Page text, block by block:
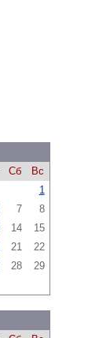
Сб
Вс
1
7
8
14
15
21
22
28
29